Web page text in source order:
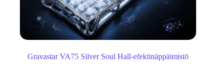
Gravastar VA75 Silver Soul Hall-efektinäppäimistö